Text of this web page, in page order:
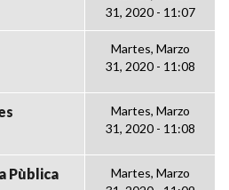
31, 2020 - 11:07
Martes, Marzo
31, 2020 - 11:08
Martes, Marzo
31, 2020 - 11:08
Pùblica
Martes, Marzo